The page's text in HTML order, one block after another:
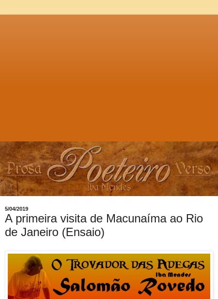
5/04/2019
A primeira visita de Macunaíma ao Rio
de Janeiro (Ensaio)